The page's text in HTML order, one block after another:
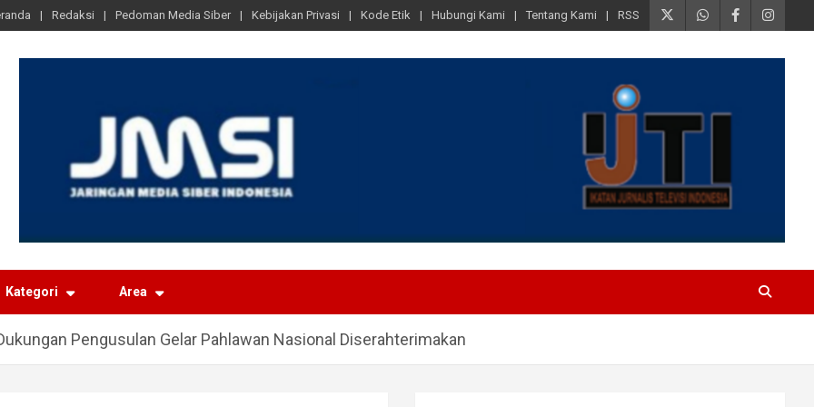
Redaksi Pedoman Media Siber Kebijakan Privasi Kode Etik Hubungi Kami Tentang Kami RSS
Kategori Area
Pengusulan Gelar Pahlawan Nasional Diserahterimakan